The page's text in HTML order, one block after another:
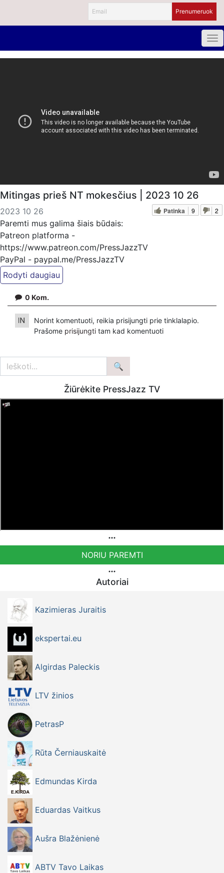
Mitingas prieš NT mokesčius | 2023 10 26
2023 10 26 Patinka 9 2
Paremti mus galima šiais būdais:
Patreon platforma -
https://www.patreon.com/PressJazzTV
PayPal - paypal.me/PressJazzTV
Arba kitais būdais nurodytais www.pressjazz.tv - meniu /
Parama
Bankiniu pavedimu - Gavėjas - Kazimieras Juraitis,
IBAN Sąskaita - BE92 9741 1390 8123
Bankas MONESE, SWIFT (BIC) kodas PESOBEB1
0 Kom.
Norint komentuoti, reikia prisijungti prie tinklalapio.
Prašome prisijungti tam kad komentuoti
Žiūrėkite PressJazz TV
NORIU PAREMTI
Autoriai
Kazimieras Juraitis
ekspertai.eu
Algirdas Paleckis
LTV žinios
PetrasP
Rūta Černiauskaitė
Edmundas Kirda
Eduardas Vaitkus
Aušra Blažėnienė
ABTV Tavo Laikas